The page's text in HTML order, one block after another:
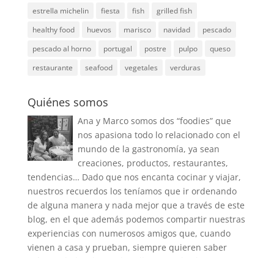
estrella michelin
fiesta fish
grilled fish
healthy food
huevos marisco navidad
pescado
pescado al horno
portugal postre pulpo
queso
restaurante
seafood vegetales verduras
Quiénes somos
Ana y Marco somos dos “foodies” que
nos apasiona todo lo relacionado con el
mundo de la gastronomía, ya sean
creaciones, productos, restaurantes,
tendencias… Dado que nos encanta cocinar y viajar,
nuestros recuerdos los teníamos que ir ordenando
de alguna manera y nada mejor que a través de este
blog, en el que además podemos compartir nuestras
experiencias con numerosos amigos que, cuando
vienen a casa y prueban, siempre quieren saber